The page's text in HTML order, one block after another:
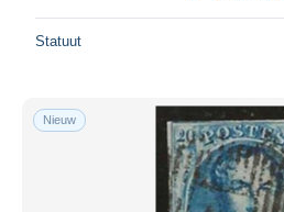
Statuut
Nieuw